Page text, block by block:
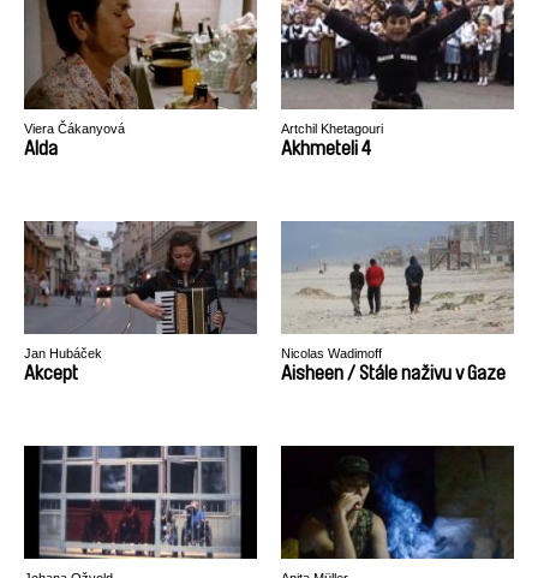
Viera Čákanyová
Alda
Artchil Khetagouri
Akhmeteli 4
Jan Hubáček
Akcept
Nicolas Wadimoff
Aisheen / Stále naživu v Gaze